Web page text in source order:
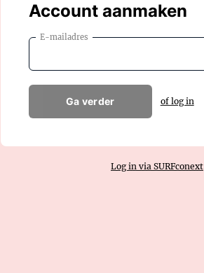
Account aanmaken
E-mailadres
Ga verder of log in
Log in via SURFconext